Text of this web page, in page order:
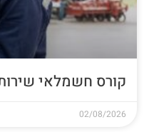
קורס חשמלאי
02/08/2026